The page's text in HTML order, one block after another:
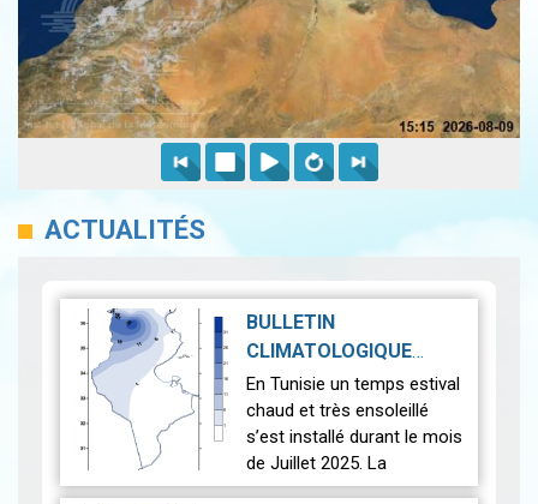
ACTUALITÉS
BULLETIN
CLIMATOLOGIQUE
MENSUEL JUILLET 2025
|2025-08-22
En Tunisie un temps estival
chaud et très ensoleillé
s’est installé durant le mois
de Juillet 2025. La
température moyenne